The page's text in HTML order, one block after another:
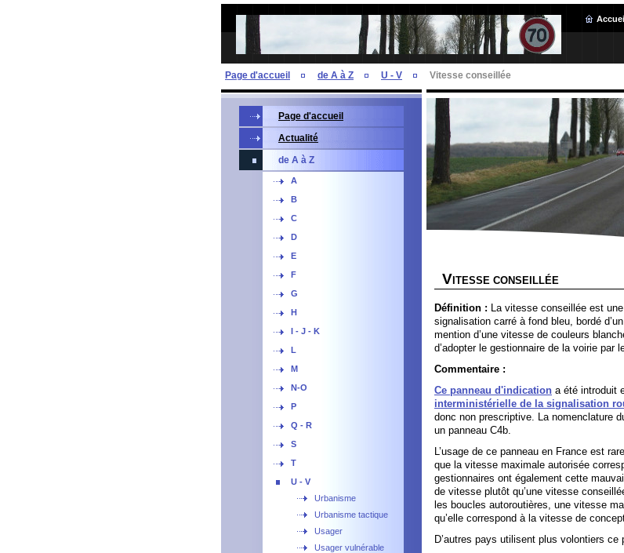
Page d'accueil de A à Z U - V Vitesse conseillée
V ITESSE CONSEILLÉE
Définition : La vitesse conseillée est
signalisation carré à fond bleu, bordé
mention d’une vitesse de couleurs
d’adopter le gestionnaire de la voirie par
Commentaire :
Ce panneau d'indication a été introduit
interministérielle de la signalisation
donc non prescriptive. La nomenclature
un panneau C4b.
L’usage de ce panneau en France est
que la vitesse maximale autorisée
gestionnaires ont également cette
de vitesse plutôt qu’une vitesse
les boucles autoroutières, une vitesse
qu’elle correspond à la vitesse de
D’autres pays utilisent plus volontiers ce
Page d'accueil
Actualité
de A à Z
A
B
C
D
E
F
G
H
I - J - K
L
M
N-O
P
Q - R
S
T
U - V
Urbanisme
Urbanisme tactique
Usager
Usager vulnérable